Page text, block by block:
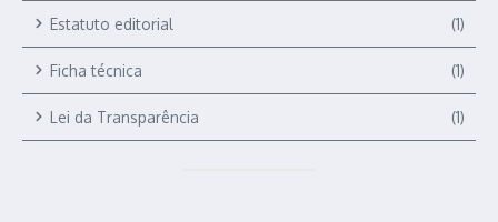
Estatuto editorial (1)
Ficha técnica (1)
Lei da Transparência (1)